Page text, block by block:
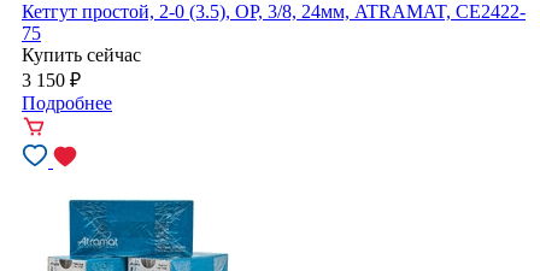
Кетгут простой, 2-0 (3.5), ОР, 3/8, 24мм, ATRAMAT, CE2422-
75
Купить сейчас
3 150 ₽
Подробнее